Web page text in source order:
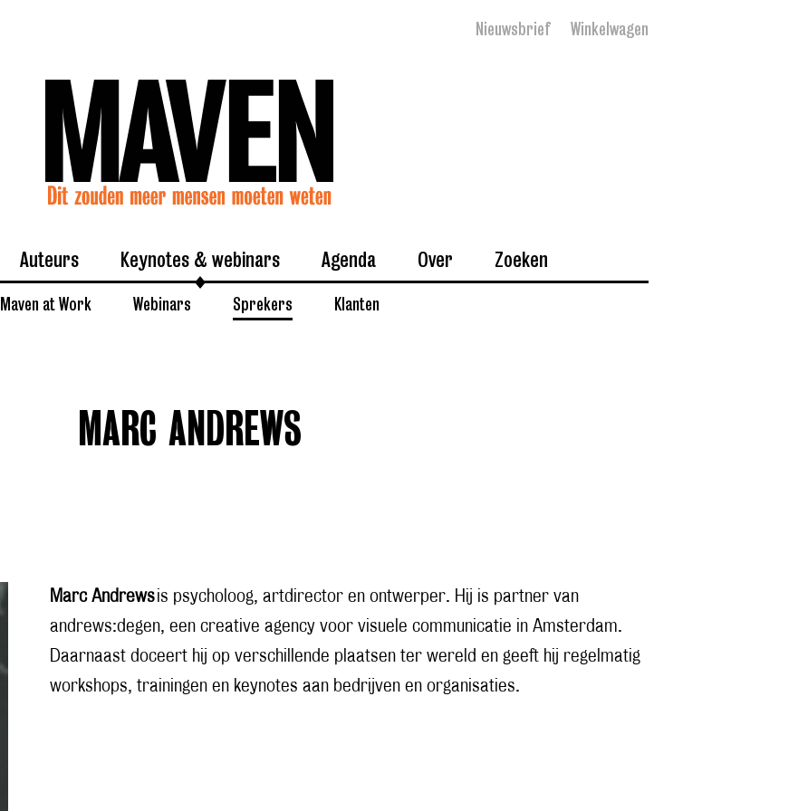
Nieuwsbrief Winkelwagen
Auteurs Keynotes & webinars
Maven at Work Webinars Sprekers Klanten
Agenda Over Zoeken
MARC ANDREWS
Marc Andrewsis psycholoog, artdirector en ontwerper. Hij is partner van
andrews:degen, een creative agency voor visuele communicatie in Amsterdam.
Daarnaast doceert hij op verschillende plaatsen ter wereld en geeft hij regelmatig
workshops, trainingen en keynotes aan bedrijven en organisaties.